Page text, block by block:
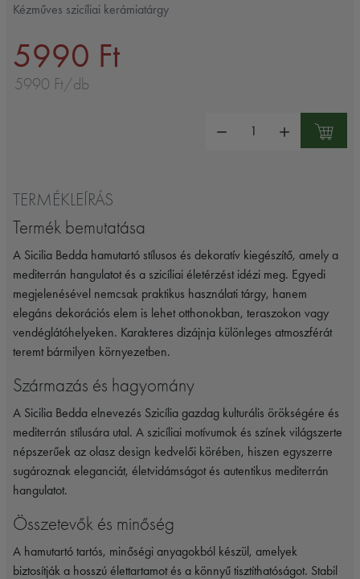
Kézműves szicíliai kerámiatárgy
5990 Ft
5990 Ft/db
TERMÉKLEÍRÁS
Termék bemutatása
A Sicilia Bedda hamutartó stílusos és dekoratív kiegészítő, amely a
mediterrán hangulatot és a szicíliai életérzést idézi meg. Egyedi
megjelenésével nemcsak praktikus használati tárgy, hanem
elegáns dekorációs elem is lehet otthonokban, teraszokon vagy
vendéglátóhelyeken. Karakteres dizájnja különleges atmoszférát
teremt bármilyen környezetben.
Származás és hagyomány
A Sicilia Bedda elnevezés Szicília gazdag kulturális örökségére és
mediterrán stílusára utal. A szicíliai motívumok és színek világszerte
népszerűek az olasz design kedvelői körében, hiszen egyszerre
sugároznak eleganciát, életvidámságot és autentikus mediterrán
hangulatot.
Összetevők és minőség
A hamutartó tartós, minőségi anyagokból készül, amelyek
biztosítják a hosszú élettartamot és a könnyű tisztíthatóságot. Stabil